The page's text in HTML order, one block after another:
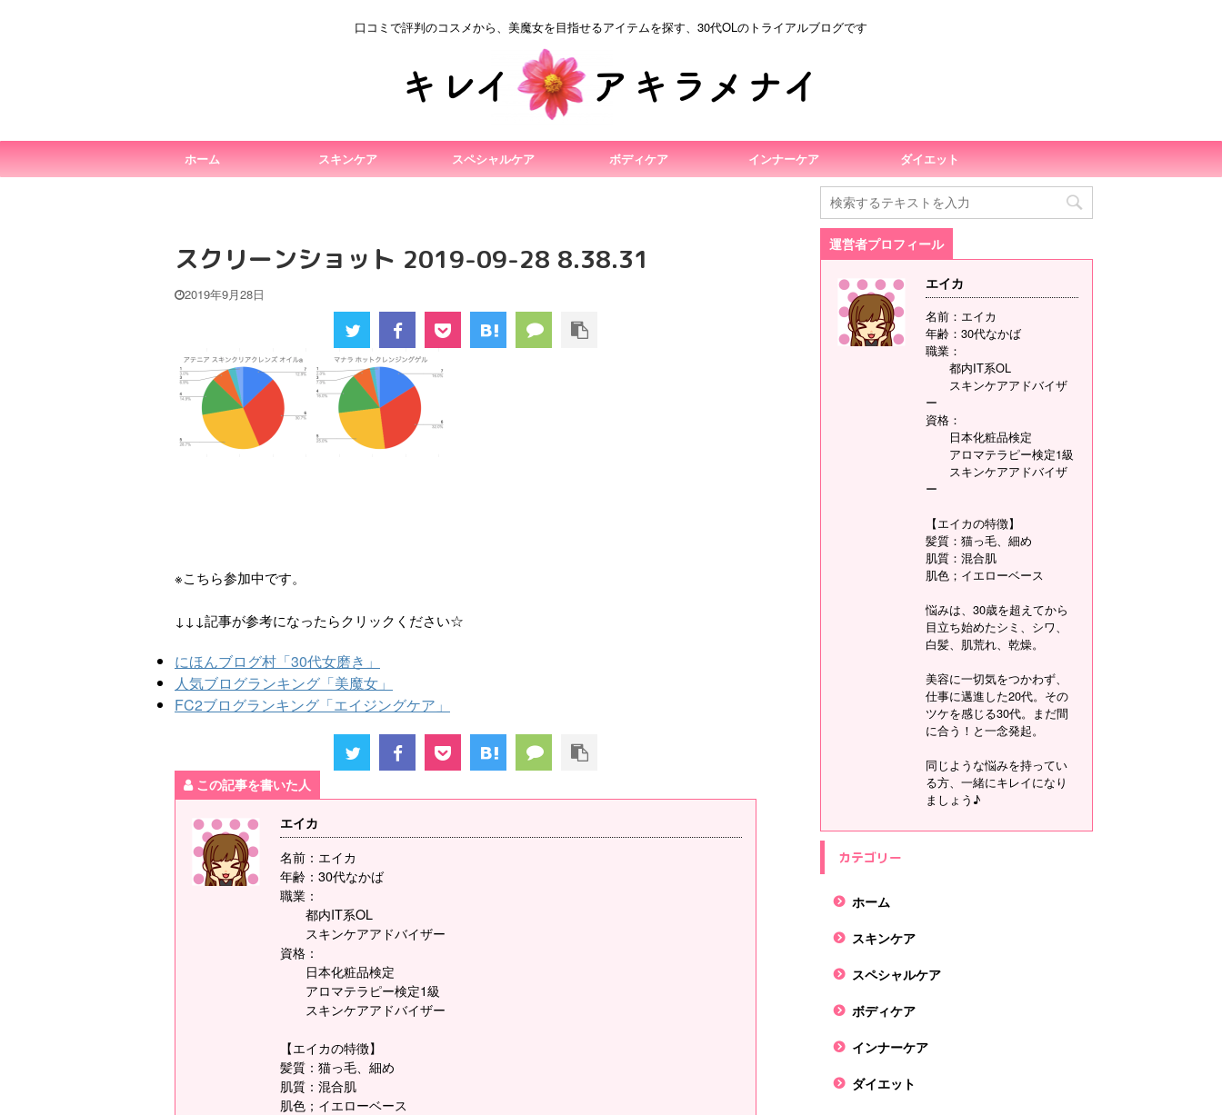
口コミで評判のコスメから、美魔女を目指せるアイテムを探す、30代OLのトライアルブログです
ホーム スキンケア スペシャルケア ボディケア インナーケア ダイエット
スクリーンショット 2019-09-28 8.38.31
2019年9月28日
※こちら参加中です。
↓↓↓記事が参考になったらクリックください☆
にほんブログ村「30代女磨き」
人気ブログランキング「美魔女」
FC2ブログランキング「エイジングケア」
この記事を書いた人
エイカ
名前：エイカ
年齢：30代なかば
職業：
都内IT系OL
スキンケアアドバイザー
資格：
日本化粧品検定
アロマテラピー検定1級
スキンケアアドバイザー
【エイカの特徴】
髪質：猫っ毛、細め
肌質：混合肌
肌色；イエローベース
運営者プロフィール
エイカ
名前：エイカ
年齢：30代なかば
職業：
都内IT系OL
スキンケアアドバイザ
ー
資格：
日本化粧品検定
アロマテラピー検定1級
スキンケアアドバイザ
ー
【エイカの特徴】
髪質：猫っ毛、細め
肌質：混合肌
肌色；イエローベース
悩みは、30歳を超えてから
目立ち始めたシミ、シワ、
白髪、肌荒れ、乾燥。
美容に一切気をつかわず、
仕事に邁進した20代。その
ツケを感じる30代。まだ間
に合う！と一念発起。
同じような悩みを持ってい
る方、一緒にキレイになり
ましょう♪
カテゴリー
ホーム
スキンケア
スペシャルケア
ボディケア
インナーケア
ダイエット